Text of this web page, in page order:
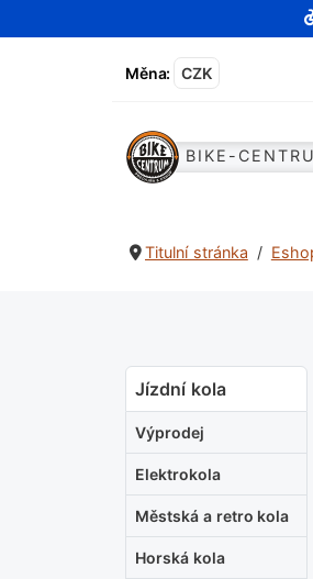
Měna: CZK
BIKE-
Titulní stránka
Jízdní kola
Výprodej
Elektrokola
Městská a retro kola
Horská kola